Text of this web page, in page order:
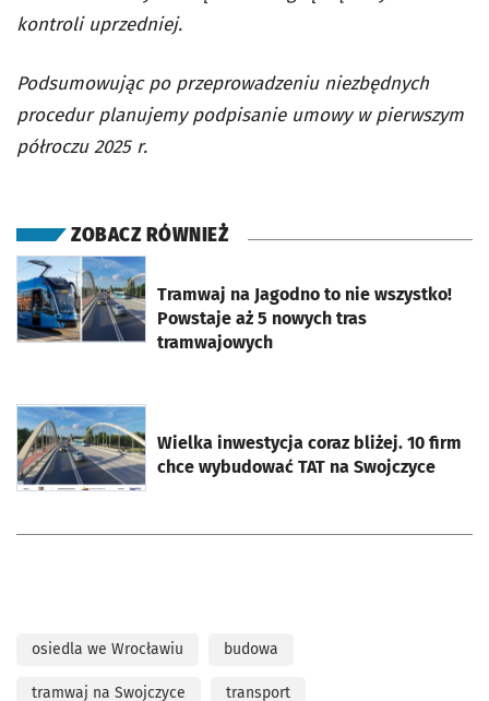
kontroli uprzedniej.
Podsumowując po przeprowadzeniu niezbędnych
procedur planujemy podpisanie umowy w pierwszym
półroczu 2025 r.
ZOBACZ RÓWNIEŻ
Tramwaj na Jagodno to nie wszystko!
Powstaje aż 5 nowych tras
tramwajowych
otworzy się w nowej karcie
Wielka inwestycja coraz bliżej. 10 firm
chce wybudować TAT na Swojczyce
otworzy się w nowej karcie
osiedla we Wrocławiu budowa
tramwaj na Swojczyce transport